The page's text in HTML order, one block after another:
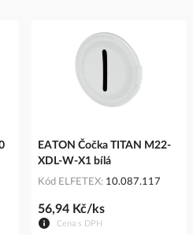
EATON Čočka TITAN M22-
XDL-W-X1 bílá
Kód ELFETEX 10.087.117
Cena s DPH
56,94 Kč/ks